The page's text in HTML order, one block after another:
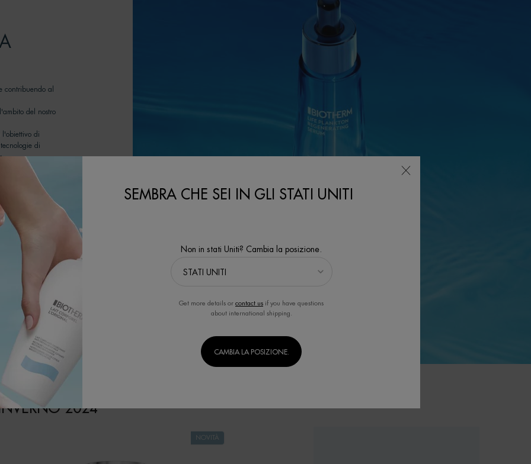
contribuendo al
del nostro
l'obiettivo di
di
2024
NOVITÀ
SEMBRA CHE SEI IN GLI STATI UNITI
Non in stati Uniti? Cambia la posizione.
Get more details or contact us if you have questions
about international shipping.
CAMBIA LA POSIZIONE.